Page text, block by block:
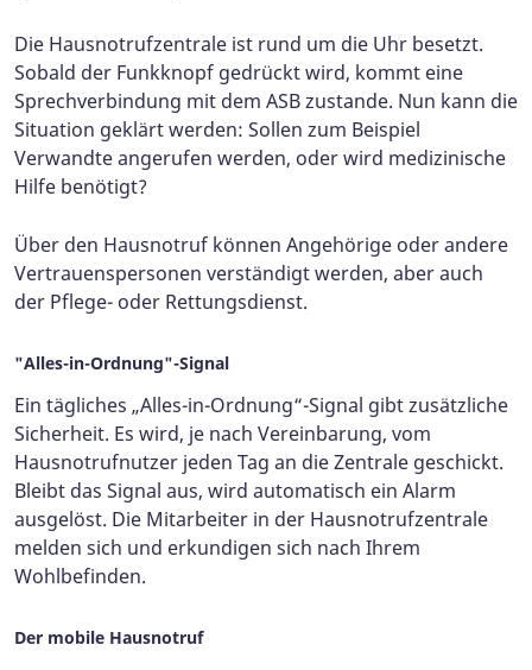
Die Hausnotrufzentrale ist rund um die Uhr besetzt.
Sobald der Funkknopf gedrückt wird, kommt eine
Sprechverbindung mit dem ASB zustande. Nun kann die
Situation geklärt werden: Sollen zum Beispiel
Verwandte angerufen werden, oder wird medizinische
Hilfe benötigt?
Über den Hausnotruf können Angehörige oder andere
Vertrauenspersonen verständigt werden, aber auch
der Pflege- oder Rettungsdienst.
"Alles-in-Ordnung"-Signal
Ein tägliches „Alles-in-Ordnung“-Signal gibt zusätzliche
Sicherheit. Es wird, je nach Vereinbarung, vom
Hausnotrufnutzer jeden Tag an die Zentrale geschickt.
Bleibt das Signal aus, wird automatisch ein Alarm
ausgelöst. Die Mitarbeiter in der Hausnotrufzentrale
melden sich und erkundigen sich nach Ihrem
Wohlbefinden.
Der mobile Hausnotruf